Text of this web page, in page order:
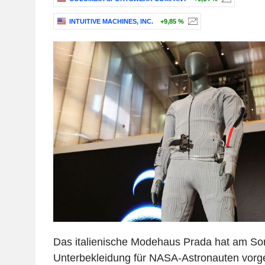
INTUITIVE MACHINES, INC. +9,85 %
Das italienische Modehaus Prada hat am
Unterbekleidung für NASA-Astronauten